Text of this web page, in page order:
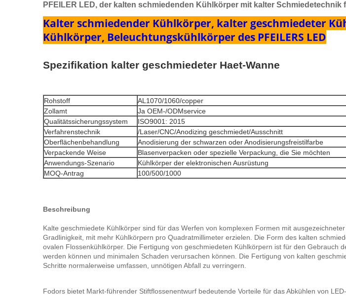
PFEILER LED, der kalten schmiedenden Kühlkörper mit kalter
Kalter schmiedender Kühlkörper, kalter geschmiedeter
Kühlkörper, Beleuchtungskühlkörper des PFEILERS LED
Spezifikation kalter geschmiedeter Haet-Wanne
Rohstoff
AL1070/1060/copper
Zollamt
Ja OEM-/ODMservice
Qualitätssicherungssystem
ISO9001: 2015
Verfahrenstechnik
/Laser/CNC/Anodizing geschmiedet/Ausschnitt
Oberflächenbehandlung
Anodisierung der schwarzen oder Anodisierungsfreistilfarbe
Verpackende Weise
Blasenverpacken oder spezielle Verpackung, die Sie möchten
Anwendungs-Szenario
Kühlkörper der elektronischen Ausrüstung
MOQ-Antrag
100/500/1000
Beschreibung
Kalte geschmiedete Kühlkörper sind für das Werfen von komplexen Formen mit
Gradlinigkeit, mit mehr Kühlkörpern pro Quadratmillimeter erzielen. Die Form des kalten
ovalen Flossenkühlkörper. Die Fertigung von geschmiedeten Kühlkörpern ist für den
werden können und minimalen Schaden verursachen können. Die Fertigung von kalten
Schritte normalerweise umfassen, unnötigen Abfall zu verringern.
Fodors bietet Markt-führender Stiftflossenentwurf bedeutende Vorteile für das Abkühlen von